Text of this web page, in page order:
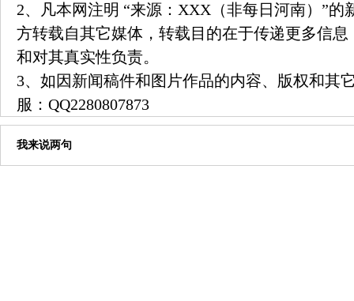
2、凡本网注明 “来源：XXX（非每日河南）”的
方转载自其它媒体，转载目的在于传递更多信
和对其真实性负责。
3、如因新闻稿件和图片作品的内容、版权和其
服： QQ2280807873
我来说两句